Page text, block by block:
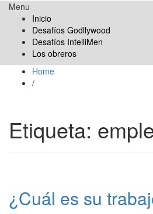
Obreros
Menu
Inicio
Desafíos Godllywood
Desafíos IntelliMen
Los obreros
Home
/
Etiqueta:
¿Cuál es su